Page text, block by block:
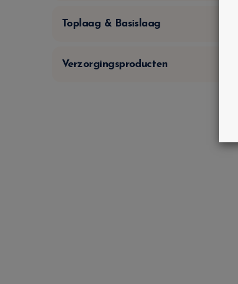
Toplaag & Basislaag
Verzorgingsproducten